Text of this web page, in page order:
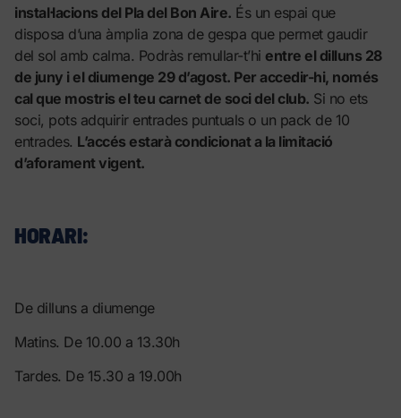
instal·lacions del Pla del Bon Aire. És un espai que
disposa d’una àmplia zona de gespa que permet gaudir
del sol amb calma. Podràs remullar-t’hi entre el dilluns 28
de juny i el diumenge 29 d’agost. Per accedir-hi, només
cal que mostris el teu carnet de soci del club. Si no ets
soci, pots adquirir entrades puntuals o un pack de 10
entrades. L’accés estarà condicionat a la limitació
d’aforament vigent.
HORARI:
De dilluns a diumenge
Matins. De 10.00 a 13.30h
Tardes. De 15.30 a 19.00h